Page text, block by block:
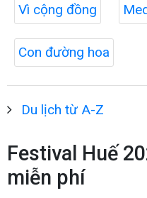
Vì cộng đồng
Con đường hoa
Du lịch từ A-Z
Festival Huế
miễn phí